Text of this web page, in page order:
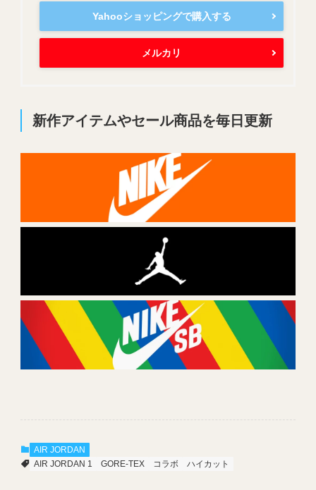
Yahooショッピングで購入する
メルカリ
新作アイテムやセール商品を毎日更新
AIR JORDAN
AIR JORDAN 1
GORE-TEX コラボ ハイカット